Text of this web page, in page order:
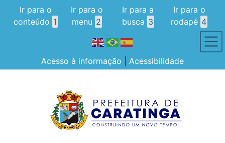
Ir para o
conteúdo 1
Ir para o
menu 2
Ir para a
busca 3
Ir para o
rodapé 4
Acesso à informação Acessibilidade